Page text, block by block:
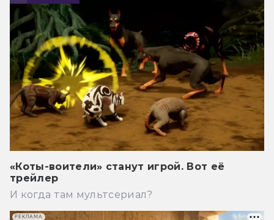
«Коты-воители» станут игрой. Вот её
трейлер
И когда там мультсериал?
РЕКЛАМА